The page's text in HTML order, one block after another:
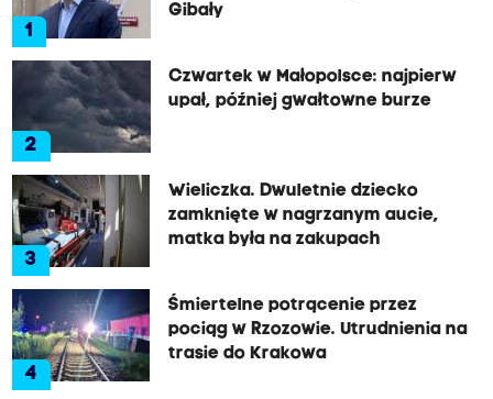
1
Gibały
2
Czwartek w Małopolsce: najpierw
upał, później gwałtowne burze
3
Wieliczka. Dwuletnie dziecko
zamknięte w nagrzanym aucie,
matka była na zakupach
4
Śmiertelne potrącenie przez
pociąg w Rzozowie. Utrudnienia na
trasie do Krakowa